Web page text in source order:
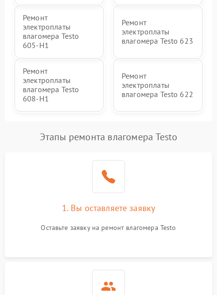
Ремонт
электроплаты
влагомера Testo
605-H1
Ремонт
электроплаты
влагомера Testo 623
Ремонт
электроплаты
влагомера Testo
608-H1
Ремонт
электроплаты
влагомера Testo 622
Этапы ремонта влагомера Testo
1. Вы оставляете заявку
Оставьте заявку на ремонт влагомера Testo